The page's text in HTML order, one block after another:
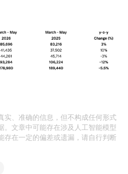
实、准确的信息，但不构成任何形式
。文章中可能存在涉及人工智能模型
存在一定的偏差或遗漏，请自行判断